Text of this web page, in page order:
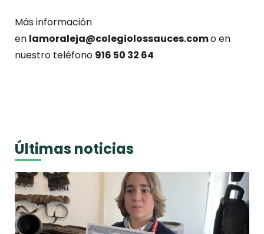
Más información
en lamoraleja@colegiolossauces.como en
nuestro teléfono 916 50 32 64
Últimas noticias